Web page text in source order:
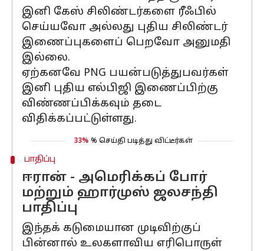
இனி கேஸ் சிலிண்டர்களை ரீஃபில்
செய்யவோ அல்லது புதிய சிலிண்டர்
இணைப்புகளைப் பெறவோ அனுமதி
இல்லை.
ஏற்கனவே PNG பயன்படுத்துபவர்கள்
இனி புதிய எல்பிஜி இணைப்பிற்கு
விண்ணப்பிக்கவும் தடை
விதிக்கப்பட்டுள்ளது.
33% % செய்தி படித்து விட்டீர்கள்
பாதிப்பு
ஈரான் - அமெரிக்கப் போர்
மற்றும் ஹார்முஸ் ஜலசந்தி
பாதிப்பு
இந்தக் கடுமையான முடிவிற்குப்
பின்னால் உலகளாவிய எரிபொருள்